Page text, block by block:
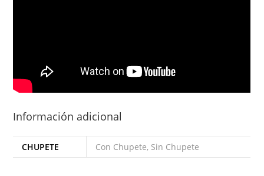
Información adicional
CHUPETE Con Chupete, Sin Chupete